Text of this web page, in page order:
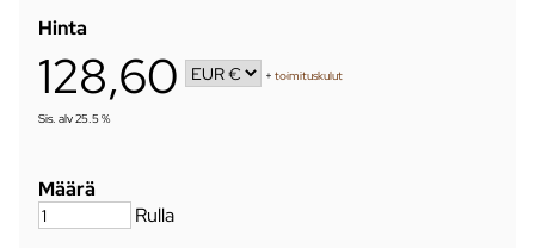
Hinta
128,60 +toimituskulut
Sis. alv 25.5 %
Määrä
Rulla